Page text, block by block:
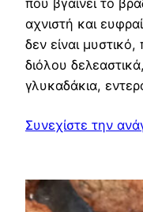
αχνιστή και
δεν είναι
διόλου
γλυκαδάκια,
Συνεχίστε την